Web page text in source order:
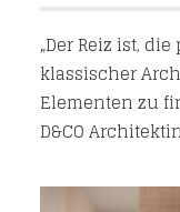
„Der Reiz ist,
klassischer
Elementen zu
D&CO